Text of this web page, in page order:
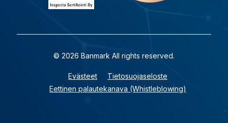
© 2026 Banmark All rights reserved.
Evästeet
Tietosuojaseloste
Eettinen palautekanava (Whistleblowing)